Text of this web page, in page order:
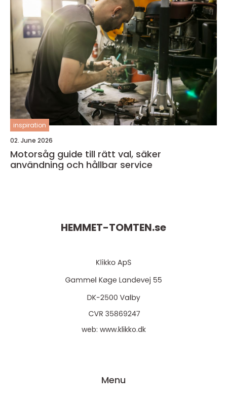
inspiration
02. June 2026
Motorsåg guide till rätt val, säker
användning och hållbar service
HEMMET-TOMTEN.se
web: www.klikko.dk
Menu